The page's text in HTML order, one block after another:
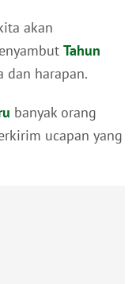
akan
Tahun
dan harapan.
banyak orang
ucapan yang